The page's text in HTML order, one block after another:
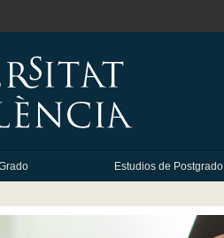
Estudios de Postgrado